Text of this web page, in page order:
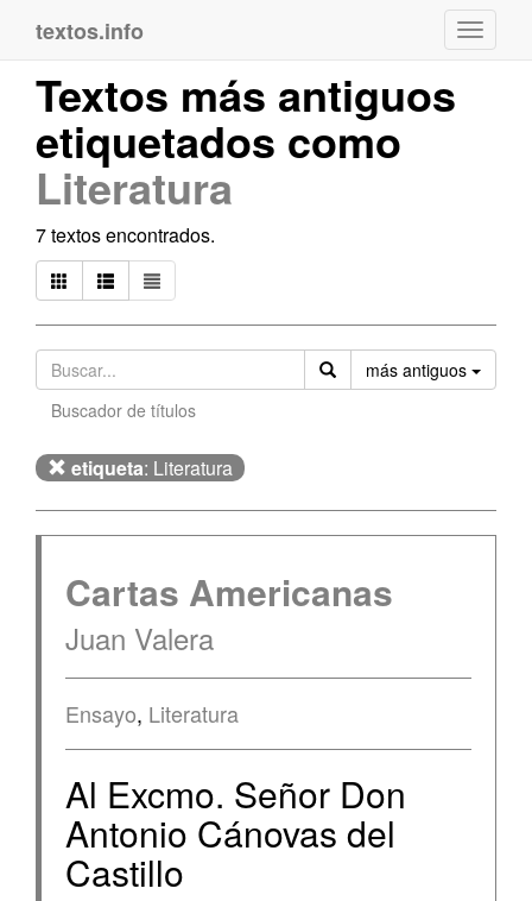
textos.info
Textos más antiguos
etiquetados como
Literatura
7 textos encontrados.
más antiguos
Buscador de títulos
etiqueta: Literatura
Cartas Americanas
Juan Valera
Ensayo, Literatura
Al Excmo. Señor Don
Antonio Cánovas del
Castillo